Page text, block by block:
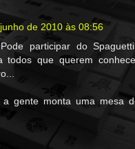
de 2010 às 08:56
participar do
todos que querem
gente monta uma mesa